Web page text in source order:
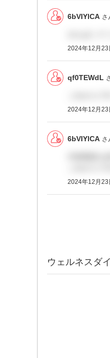
6bVIYlCA さ
2024年12月23
qf0TEWdL
2024年12月23
6bVIYlCA さ
2024年12月23
ウェルネスダ